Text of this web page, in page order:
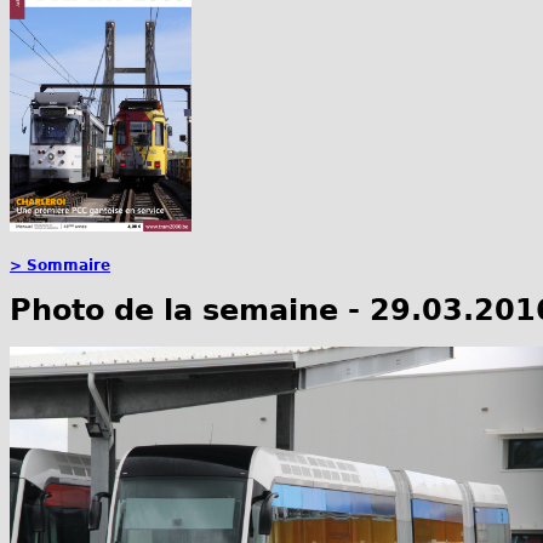
> Sommaire
Photo de la semaine -